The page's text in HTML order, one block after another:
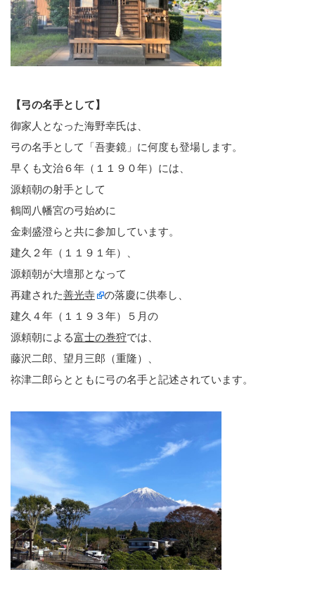
【弓の名手として】
御家人となった海野幸氏は、
弓の名手として「吾妻鏡」に何度も登場します。
早くも文治６年（１１９０年）には、
源頼朝の射手として
鶴岡八幡宮の弓始めに
金刺盛澄らと共に参加しています。
建久２年（１１９１年）、
源頼朝が大壇那となって
再建された善光寺
の落慶に供奉し、
建久４年（１１９３年）５月の
源頼朝による富士の巻狩では、
藤沢二郎、望月三郎（重隆）、
祢津二郎らとともに弓の名手と記述されています。